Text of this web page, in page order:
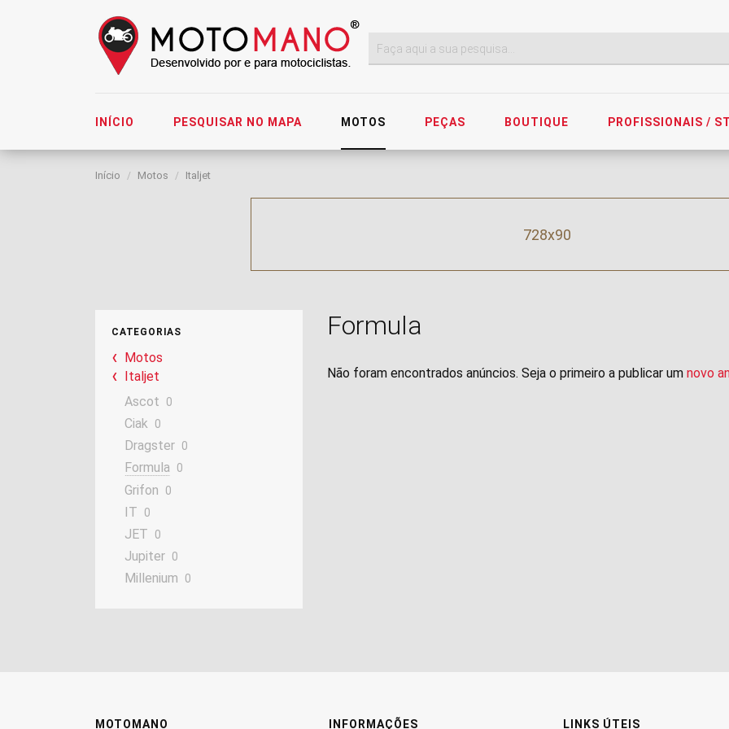
INÍCIO PESQUISAR NO MAPA MOTOS PEÇAS BOUTIQUE PROFISSIONAIS /
Início Motos Italjet
728x90
CATEGORIAS
Motos
Italjet
Ascot
0
Ciak 0
Dragster 0
Formula 0
Grifon 0
IT 0
JET 0
Jupiter 0
Millenium 0
Formula
Não foram encontrados anúncios. Seja o primeiro a publicar um novo
MOTOMANO INFORMAÇÕES LINKS ÚTEIS